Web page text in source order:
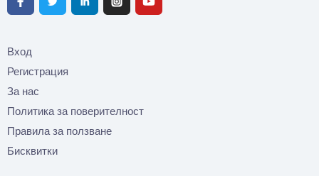
Вход
Регистрация
За нас
Политика за поверителност
Правила за ползване
Бисквитки